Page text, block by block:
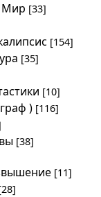
Мир [33]
[154]
[35]
[10]
) [116]
[38]
[11]